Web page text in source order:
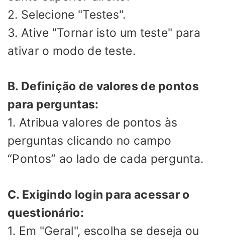
2. Selecione "Testes".
3. Ative "Tornar isto um teste" para
ativar o modo de teste.
B. Definição de valores de pontos
para perguntas:
1. Atribua valores de pontos às
perguntas clicando no campo
“Pontos” ao lado de cada pergunta.
C. Exigindo login para acessar o
questionário:
1. Em "Geral", escolha se deseja ou